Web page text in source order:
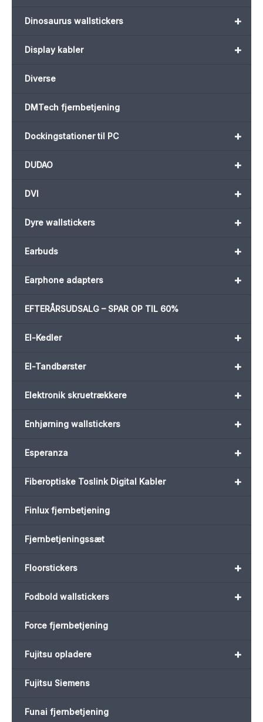
+
Dinosaurus wallstickers
+
Display kabler
Diverse
DMTech fjernbetjening
+
Dockingstationer til PC
+
DUDAO
+
DVI
+
Dyre wallstickers
+
Earbuds
+
Earphone adapters
EFTERÅRSUDSALG – SPAR OP TIL 60%
+
El-Kedler
+
El-Tandbørster
+
Elektronik skruetrækkere
+
Enhjørning wallstickers
+
Esperanza
+
Fiberoptiske Toslink Digital Kabler
Finlux fjernbetjening
Fjernbetjeningssæt
+
Floorstickers
+
Fodbold wallstickers
Force fjernbetjening
+
Fujitsu opladere
Fujitsu Siemens
Funai fjernbetjening